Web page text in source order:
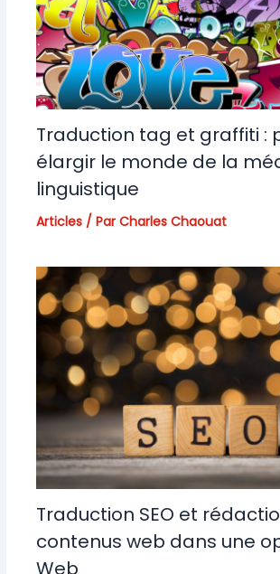
Traduction tag et graffiti :
élargir le monde de la
linguistique
Articles/ Par Charles Chaouat
Traduction SEO et
contenus web dans une
Web